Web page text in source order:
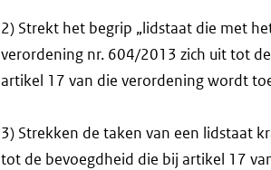
2) Strekt het begrip „lidstaat die met
verordening nr. 604/2013 zich uit tot
artikel 17 van die verordening wordt
3) Strekken de taken van een lidstaat
tot de bevoegdheid die bij artikel 17